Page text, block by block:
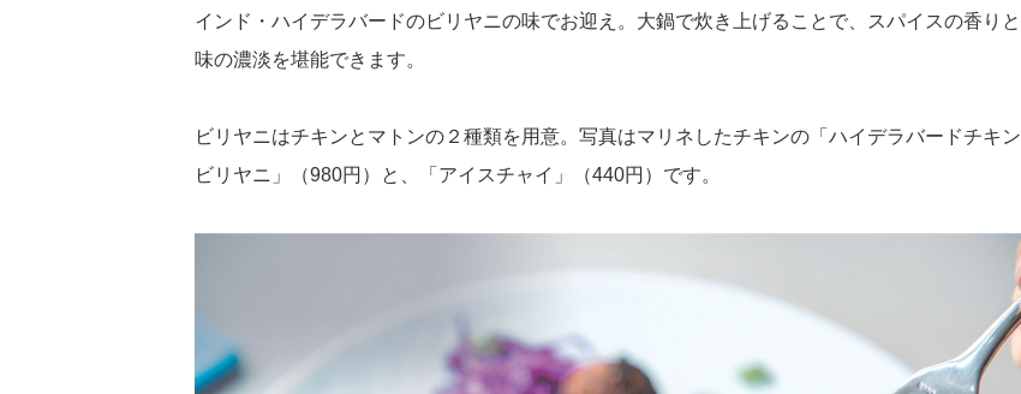
インド・ハイデラバードのビリヤニの味でお迎え。大鍋で炊き上げることで、スパイスの香りと
味の濃淡を堪能できます。
ビリヤニはチキンとマトンの２種類を用意。写真はマリネしたチキンの「ハイデラバードチキン
ビリヤニ」（980円）と、「アイスチャイ」（440円）です。